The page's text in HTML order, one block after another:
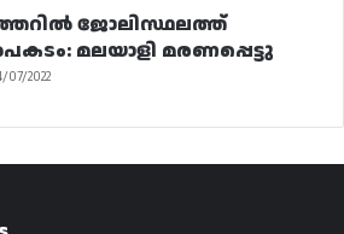
ജോലിസ്ഥലത്ത്
മലയാളി മരണപ്പെട്ടു
07/2022